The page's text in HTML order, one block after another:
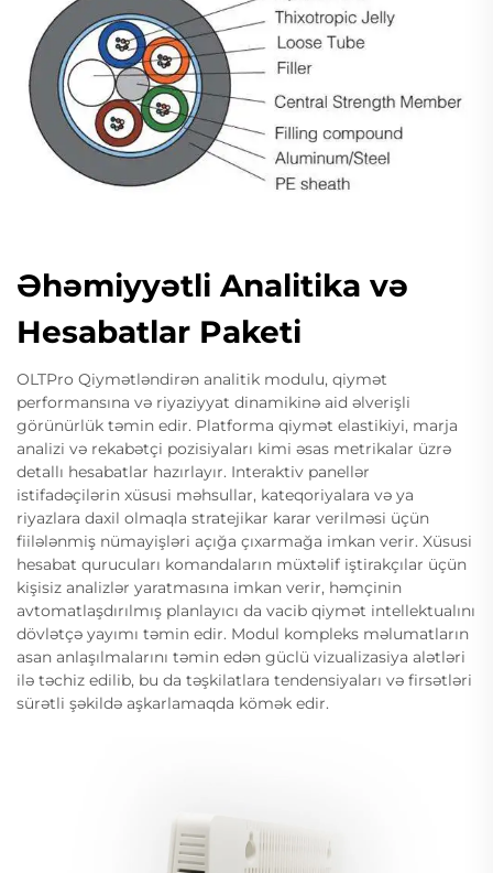
Əhəmiyyətli Analitika və
Hesabatlar Paketi
OLTPro Qiymətləndirən analitik modulu, qiymət
performansına və riyaziyyat dinamikinə aid əlverişli
görünürlük təmin edir. Platforma qiymət elastikiyi, marja
analizi və rekabətçi pozisiyaları kimi əsas metrikalar üzrə
detallı hesabatlar hazırlayır. Interaktiv panellər
istifadəçilərin xüsusi məhsullar, kateqoriyalara və ya
riyazlara daxil olmaqla stratejikar karar verilməsi üçün
fiilələnmiş nümayişləri açığa çıxarmağa imkan verir. Xüsusi
hesabat qurucuları komandaların müxtəlif iştirakçılar üçün
kişisiz analizlər yaratmasına imkan verir, həmçinin
avtomatlaşdırılmış planlayıcı da vacib qiymət intellektualını
dövlətçə yayımı təmin edir. Modul kompleks məlumatların
asan anlaşılmalarını təmin edən güclü vizualizasiya alətləri
ilə təchiz edilib, bu da təşkilatlara tendensiyaları və firsətləri
sürətli şəkildə aşkarlamaqda kömək edir.